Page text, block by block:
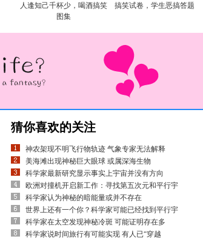
人逢知己千杯少，喝酒搞笑
图集
搞笑试卷，学生恶搞答题
猜你喜欢的关注
神农架现不明飞行物轨迹 气象专家无法解释
美海滩出现神秘巨大眼球 或属深海生物
科学家最新研究显示事实上宇宙并没有方向
欧洲对撞机开启新工作：寻找第五次元和平行宇
科学家认为神秘的暗能量或并不存在
世界上还有一个你？科学家可能已经找到平行宇
科学家在太空发现神秘冷斑 可能证明存在多
科学家说时间旅行有可能实现 有人已“穿越